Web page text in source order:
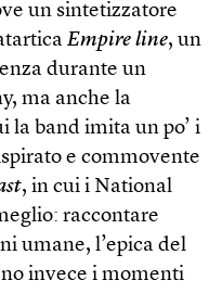
un sintetizzatore
Empire line, un
durante un
ma anche la
la band imita un po’ i
e commovente
, in cui i National
raccontare
umane, l’epica del
invece i momenti